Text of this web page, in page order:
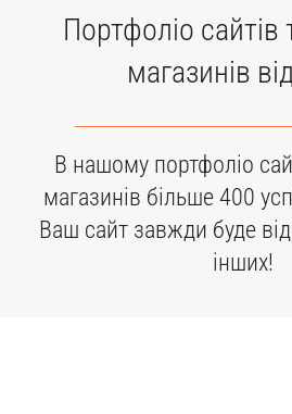
Портфоліо сайтів
магазинів
В нашому портфоліо
магазинів більше 400
Ваш сайт завжди буде
інших!